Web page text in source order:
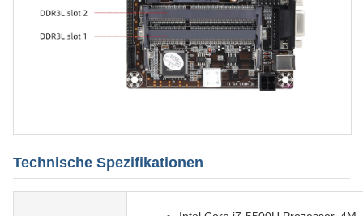
Technische Spezifikationen